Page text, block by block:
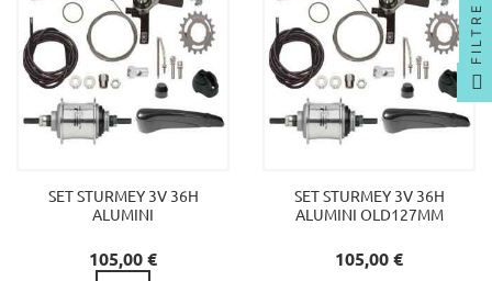
SET STURMEY 3V 36H
ALUMINI
Preu
105,00 €
SET STURMEY 3V 36H
ALUMINI OLD127MM
Preu
105,00 €
FILTRE